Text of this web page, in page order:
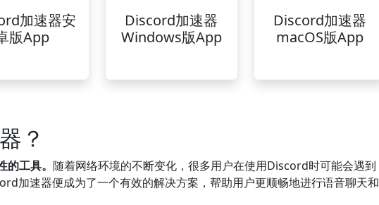
加速器安
版App
Discord加速器
Windows版App
Discord加速器
macOS版App
？
工具。 随着网络环境的不断变化，很多用户在使用Discord时可能会遇到
加速器便成为了一个有效的解决方案，帮助用户更顺畅地进行语音聊天和